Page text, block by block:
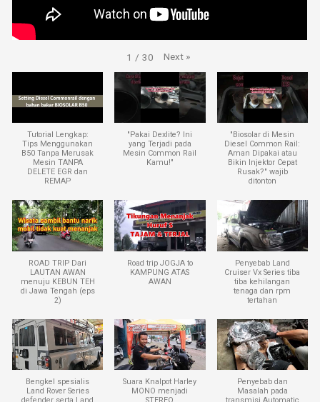
1 / 30 Next »
Tutorial Lengkap:
Tips Menggunakan
B50 Tanpa Merusak
Mesin TANPA
DELETE EGR dan
REMAP
"Pakai Dexlite? Ini
yang Terjadi pada
Mesin Common Rail
Kamu!"
"Biosolar di Mesin
Diesel Common Rail:
Aman Dipakai atau
Bikin Injektor Cepat
Rusak?" wajib
ditonton
ROAD TRIP Dari
LAUTAN AWAN
menuju KEBUN TEH
di Jawa Tengah (eps
2)
Road trip JOGJA to
KAMPUNG ATAS
AWAN
Penyebab Land
Cruiser Vx Series tiba
tiba kehilangan
tenaga dan rpm
tertahan
Bengkel spesialis
Land Rover Series
Suara Knalpot Harley
MONO menjadi
Penyebab dan
Masalah pada